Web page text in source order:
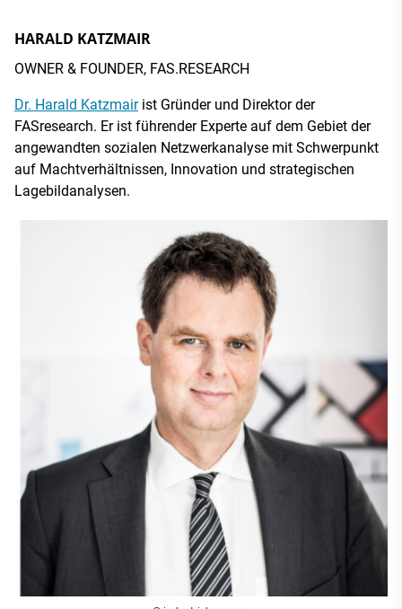
HARALD KATZMAIR
OWNER & FOUNDER, FAS.RESEARCH
Dr. Harald Katzmairist Gründer und Direktor der
FASresearch. Er ist führender Experte auf dem Gebiet der
angewandten sozialen Netzwerkanalyse mit Schwerpunkt
auf Machtverhältnissen, Innovation und strategischen
Lagebildanalysen.